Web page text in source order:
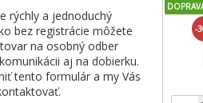
rýchly a jednoduchý
bez registrácie môžete
na osobný odber
aj na dobierku.
tento formulár a my Vás
-